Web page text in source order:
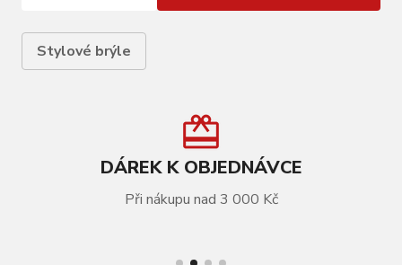
Stylové brýle
DÁREK K OBJEDNÁVCE
Při nákupu nad 3 000 Kč